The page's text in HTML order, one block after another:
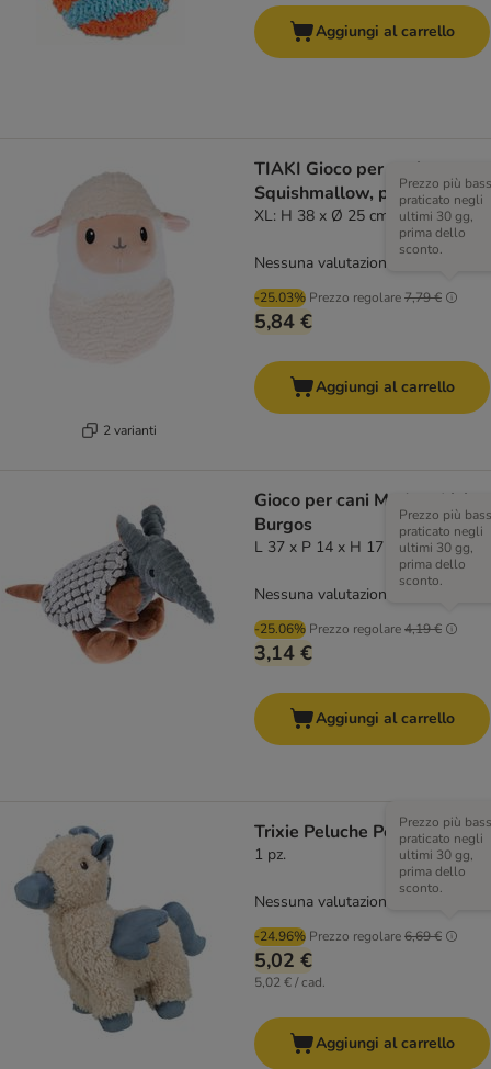
Aggiungi al carrello
2 varianti
TIAKI Gioco per cani
Squishmallow, pecorella
XL: H 38 x Ø 25 cm
-25.03% Prezzo regolare7,79 €
Prezzo più
praticato negli
ultimi 30 gg,
prima dello
sconto.
5,84 €
Nessuna valutazione
Aggiungi al carrello
Gioco per cani Modern Living
Burgos
L 37 x P 14 x H 17 cm
-25.06% Prezzo regolare4,19 €
Prezzo più
praticato negli
ultimi 30 gg,
prima dello
sconto.
3,14 €
Nessuna valutazione
Aggiungi al carrello
Trixie Peluche Pegaso
1 pz.
-24.96% Prezzo regolare6,69 €
Prezzo più
praticato negli
ultimi 30 gg,
prima dello
sconto.
5,02 €
5,02 € / cad.
Nessuna valutazione
Aggiungi al carrello